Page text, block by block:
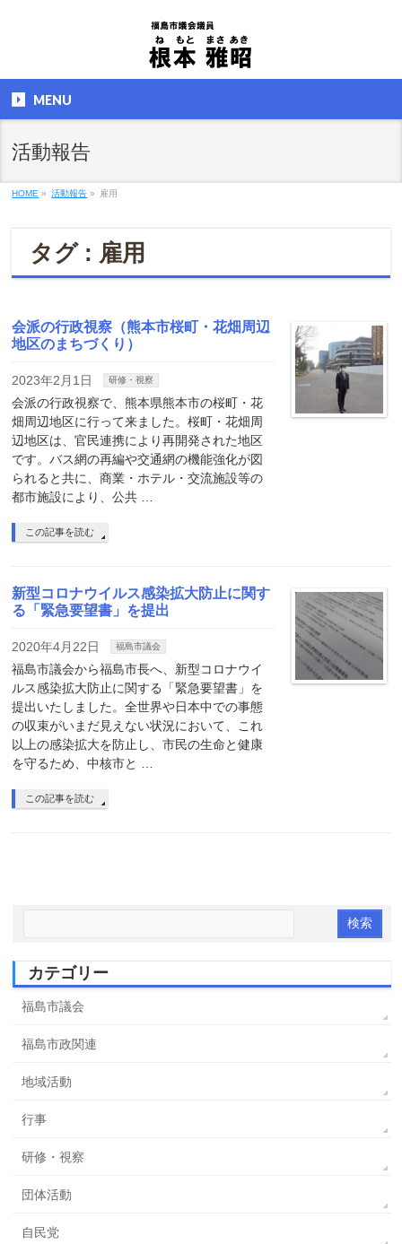
MENU
活動報告
HOME » 活動報告 » 雇用
タグ : 雇用
会派の行政視察（熊本市桜町・花畑周辺
地区のまちづくり）
2023年2月1日 研修・視察
会派の行政視察で、熊本県熊本市の桜町・花
畑周辺地区に行って来ました。桜町・花畑周
辺地区は、官民連携により再開発された地区
です。バス網の再編や交通網の機能強化が図
られると共に、商業・ホテル・交流施設等の
都市施設により、公共 …
この記事を読む
新型コロナウイルス感染拡大防止に関す
る「緊急要望書」を提出
2020年4月22日 福島市議会
福島市議会から福島市長へ、新型コロナウイ
ルス感染拡大防止に関する「緊急要望書」を
提出いたしました。全世界や日本中での事態
の収束がいまだ見えない状況において、これ
以上の感染拡大を防止し、市民の生命と健康
を守るため、中核市と …
この記事を読む
カテゴリー
福島市議会
福島市政関連
地域活動
行事
研修・視察
団体活動
自民党